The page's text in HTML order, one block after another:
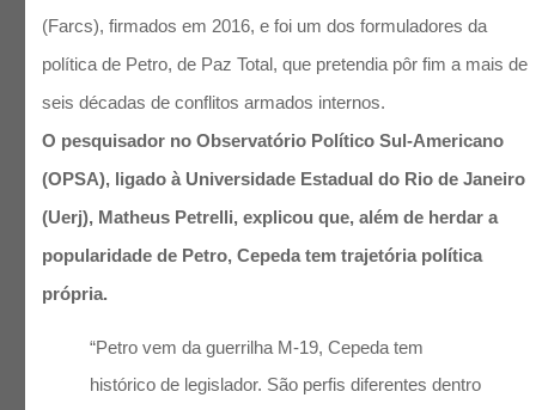
(Farcs), firmados em 2016, e foi um dos formuladores da
política de Petro, de Paz Total, que pretendia pôr fim a mais de
seis décadas de conflitos armados internos.
O pesquisador no Observatório Político Sul-Americano
(OPSA), ligado à Universidade Estadual do Rio de Janeiro
(Uerj), Matheus Petrelli, explicou que, além de herdar a
popularidade de Petro, Cepeda tem trajetória política
própria.
“Petro vem da guerrilha M-19, Cepeda tem
histórico de legislador. São perfis diferentes dentro